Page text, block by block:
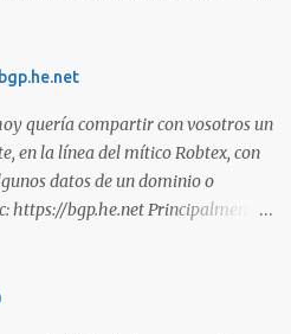
día, elegir la adecuada puede
como opciones sólidas para
en el área de la seguridad
prácticas y su examen simula
comprometer diversos activos,
es el eJPT (Junior Penetration
quería compartir con vosotros un
en la línea del mítico Robtex, con
datos de un dominio o
https://bgp.he.net Principalmente
de intrusión. A continuación os